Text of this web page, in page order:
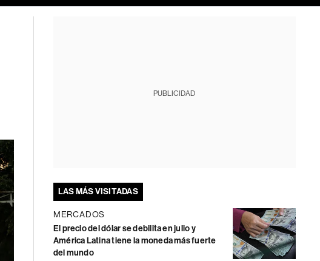
PUBLICIDAD
LAS MÁS VISITADAS
MERCADOS
El precio del dólar se debilita en julio y
América Latina tiene la moneda más fuerte
del mundo